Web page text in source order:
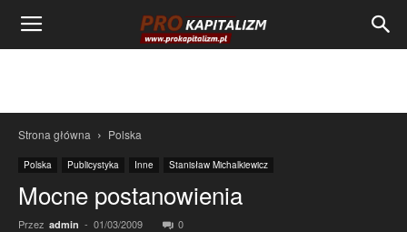
Strona główna Polska
Polska Publicystyka Inne Stanisław Michalkiewicz
Mocne postanowienia
Przez admin - 01/03/2009 0